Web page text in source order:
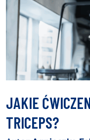
JAKIE
TRICEPS?